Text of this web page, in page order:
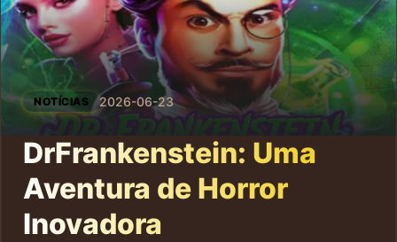
NOTÍCIAS 2026-06-23
DrFrankenstein: Uma
Aventura de Horror
Inovadora